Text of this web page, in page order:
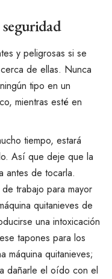
y peligrosas si se
de ellas. Nunca
tipo en un
mientras esté en
tiempo, estará
Así que deje que la
antes de tocarla.
trabajo para mayor
quitanieves de
una intoxicación
tapones para los
máquina quitanieves;
dañarle el oído con el